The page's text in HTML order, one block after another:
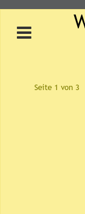
Seite 1 von 3